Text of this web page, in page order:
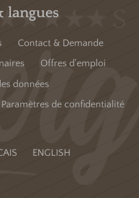
langues
Contact & Demande
Offres d'emploi
données
Paramètres de confidentialité
ENGLISH